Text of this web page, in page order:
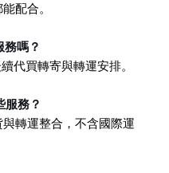
配合。
嗎？
代買轉寄與轉運安排。
服務？
轉運整合，不含國際運